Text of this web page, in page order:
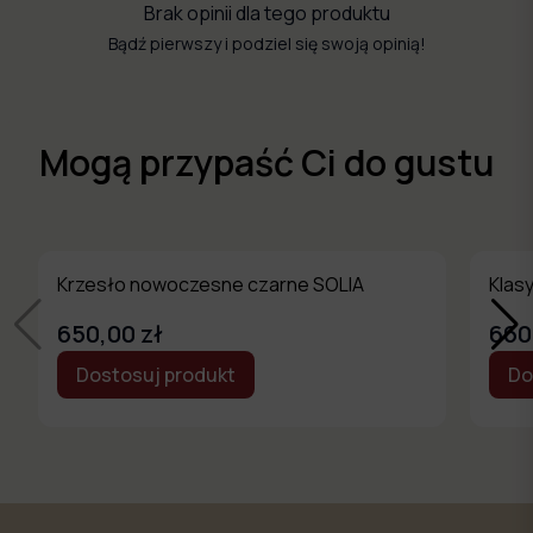
Brak opinii dla tego produktu
Bądź pierwszy i podziel się swoją opinią!
Mogą przypaść Ci do gustu
Krzesło nowoczesne czarne SOLIA
650,00 zł
Dostosuj produkt